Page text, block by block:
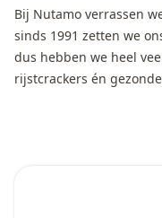
Bij Nutamo verrassen
sinds 1991 zetten we
dus hebben we heel
rijstcrackers én